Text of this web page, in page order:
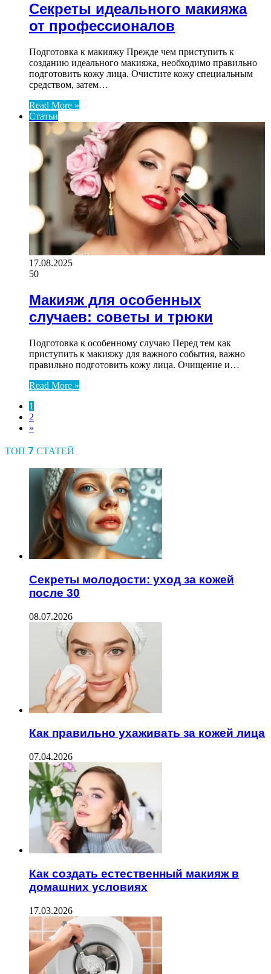
Секреты идеального макияжа
от профессионалов
Подготовка к макияжу Прежде чем приступить к
созданию идеального макияжа, необходимо правильно
подготовить кожу лица. Очистите кожу специальным
средством, затем…
Read More »
Статьи
17.08.2025
50
Макияж для особенных
случаев: советы и трюки
Подготовка к особенному случаю Перед тем как
приступить к макияжу для важного события, важно
правильно подготовить кожу лица. Очищение и…
Read More »
1
2
»
ТОП 7 СТАТЕЙ
Секреты молодости: уход за кожей
после 30
08.07.2026
Как правильно ухаживать за кожей лица
07.04.2026
Как создать естественный макияж в
домашних условиях
17.03.2026